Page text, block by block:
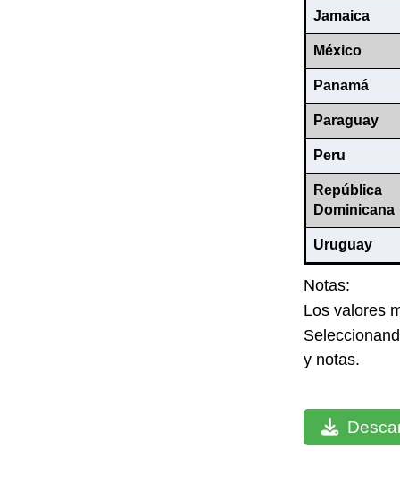
Jamaica
México
Panamá
Paraguay
Peru
República
Dominicana
Uruguay
Notas:
Los valores
y notas.